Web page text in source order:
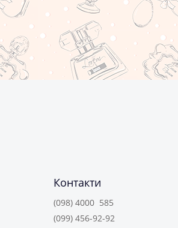
Контакти
(098) 4000 585
(099) 456-92-92